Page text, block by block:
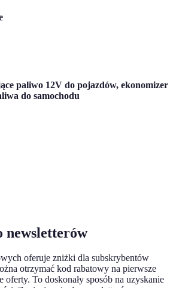
paliwo 12V do pojazdów, ekonomizer
do samochodu
newsletterów
oferuje zniżki dla subskrybentów
otrzymać kod rabatowy na pierwsze
To doskonały sposób na uzyskanie